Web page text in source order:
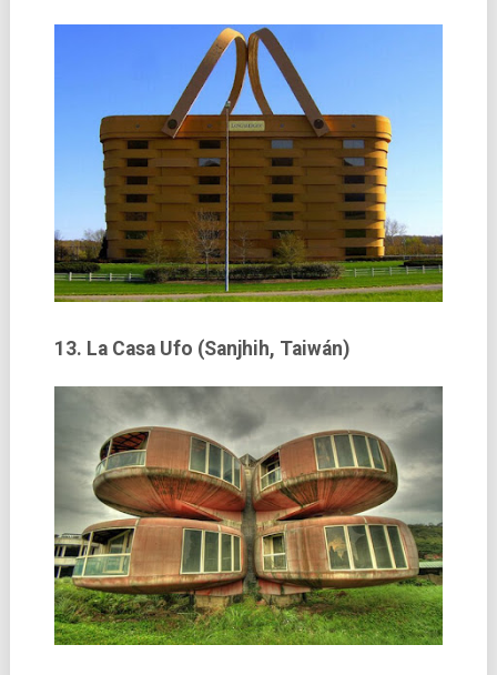
13. La Casa Ufo (Sanjhih, Taiwán)